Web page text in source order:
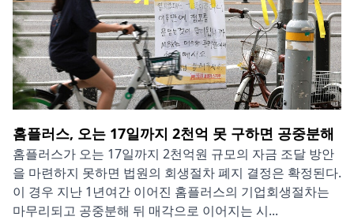
홈플러스, 오는 17일까지 2천억 못 구하면 공중분해
홈플러스가 오는 17일까지 2천억원 규모의 자금 조달 방안
을 마련하지 못하면 법원의 회생절차 폐지 결정은 확정된다.
이 경우 지난 1년여간 이어진 홈플러스의 기업회생절차는
마무리되고 공중분해 뒤 매각으로 이어지는 시...